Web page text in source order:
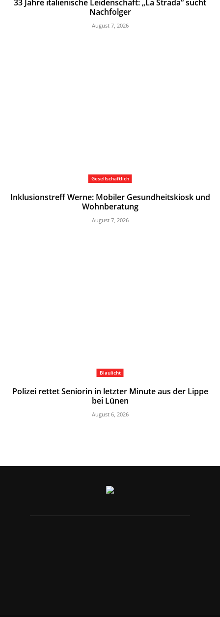
33 Jahre italienische Leidenschaft: „La Strada“ sucht
Nachfolger
August 7, 2026
Gesellschaftlich
Inklusionstreff Werne: Mobiler Gesundheitskiosk und
Wohnberatung
August 7, 2026
Blaulicht
Polizei rettet Seniorin in letzter Minute aus der Lippe
bei Lünen
August 6, 2026